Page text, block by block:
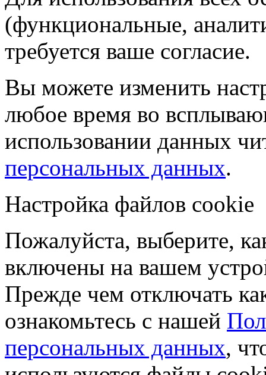
(функциональные,
требуется ваше согласие.
Вы можете изменить
любое время во
использовании данных
персональных данных.
Настройка файлов cookie
Пожалуйста, выберите,
включены на вашем
Прежде чем отключать
ознакомьтесь с нашей
персональных данных,